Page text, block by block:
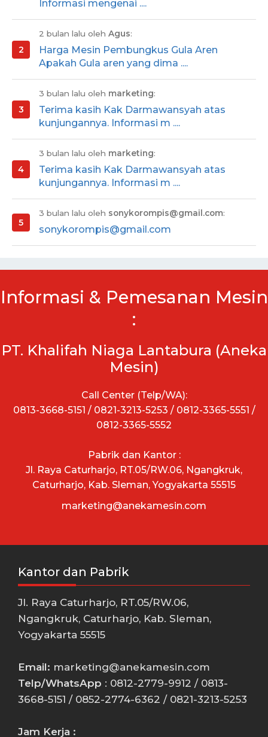
Informasi mengenai ....
2 bulan lalu oleh Agus:
Harga Mesin Pembungkus Gula Aren
Apakah Gula aren yang dima ....
3 bulan lalu oleh marketing:
Terima kasih Kak Darmawansyah atas
kunjungannya. Informasi m ....
3 bulan lalu oleh marketing:
Terima kasih Kak Darmawansyah atas
kunjungannya. Informasi m ....
3 bulan lalu oleh sonykorompis@gmail.com:
sonykorompis@gmail.com
Informasi & Pemesanan Mesin
:
PT. Khalifah Niaga Lantabura (Aneka
Mesin)
Call Center (Telp/WA):
0813-3668-5151 / 0821-3213-5253 / 0812-3365-5551 /
0812-3365-5552
Pabrik dan Kantor :
Jl. Raya Caturharjo, RT.05/RW.06, Ngangkruk,
Caturharjo, Kab. Sleman, Yogyakarta 55515
marketing@anekamesin.com
Kantor dan Pabrik
Jl. Raya Caturharjo, RT.05/RW.06,
Ngangkruk, Caturharjo, Kab. Sleman,
Yogyakarta 55515
Email: marketing@anekamesin.com
Telp/WhatsApp : 0812-2779-9912 / 0813-
3668-5151 / 0852-2774-6362 / 0821-3213-5253
Jam Kerja :